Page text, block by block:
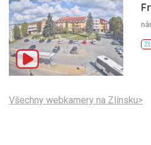
ZL
Všechny webkamery na Zlínsku>